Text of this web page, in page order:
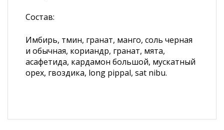
Состав:
Имбирь, тмин, гранат, манго, соль черная
и обычная, кориандр, гранат, мята,
асафетида, кардамон большой, мускатный
орех, гвоздика, long pippal, sat nibu.